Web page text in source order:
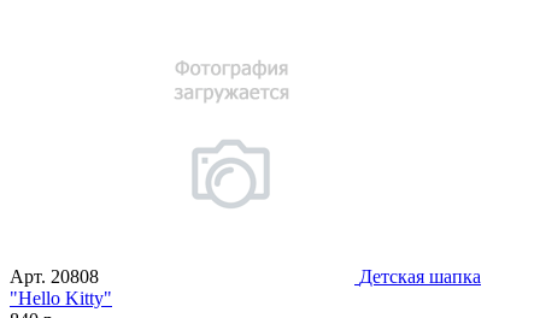
Арт. 20808
Детская шапка
"Hello Kitty"